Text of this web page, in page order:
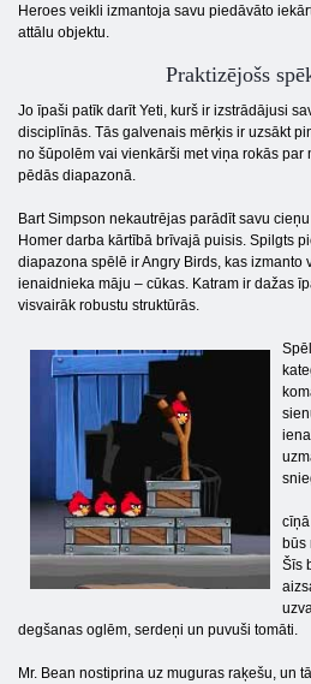
Heroes veikli izmantoja savu piedāvāto
attālu objektu.
Praktizējošs
Jo īpaši patīk darīt Yeti, kurš ir izstrādājusi
disciplīnās. Tās galvenais mērķis ir uzsākt
no šūpolēm vai vienkārši met viņa rokās
pēdās diapazonā.
Bart Simpson nekautrējas parādīt savu
Homer darba kārtībā brīvajā puisis. Spilgts
diapazona spēlē ir Angry Birds, kas izmanto
ienaidnieka māju – cūkas. Katram ir dažas
visvairāk robustu struktūrās.
būs
Šīs
degšanas oglēm, serdeņi un puvuši tomāti.
Mr. Bean nostiprina uz muguras raķešu, un